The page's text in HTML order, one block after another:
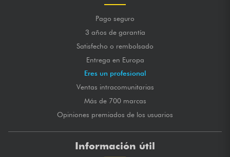
Pago seguro
3 años de garantía
Satisfecho o rembolsado
Entrega en Europa
Eres un profesional
Ventas intracomunitarias
Más de 700 marcas
Opiniones premiados de los usuarios
Información útil